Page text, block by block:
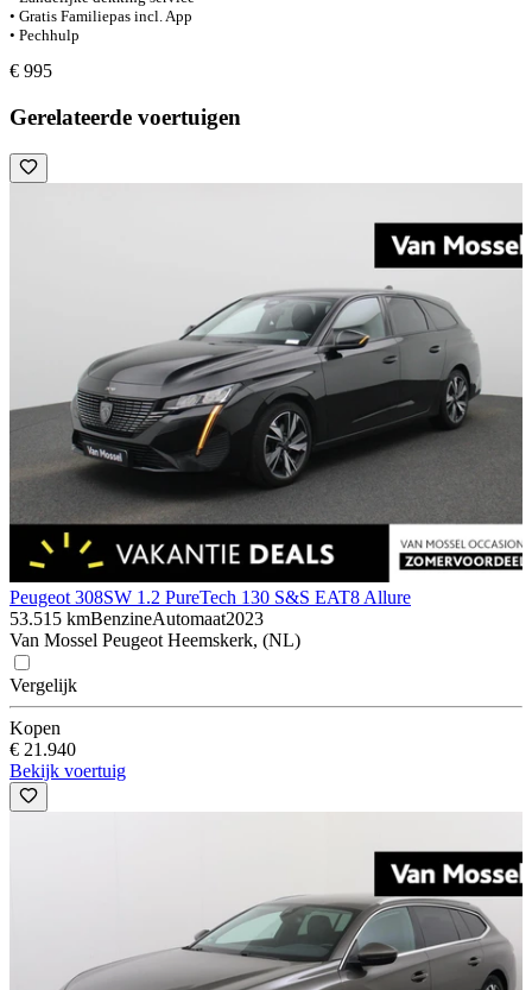
• Gratis Familiepas incl. App
• Pechhulp
€ 995
Gerelateerde voertuigen
Peugeot 308SW 1.2 PureTech 130 S&S EAT8 Allure
53.515 kmBenzineAutomaat2023
Van Mossel Peugeot Heemskerk, (NL)
Vergelijk
Kopen
€ 21.940
Bekijk voertuig